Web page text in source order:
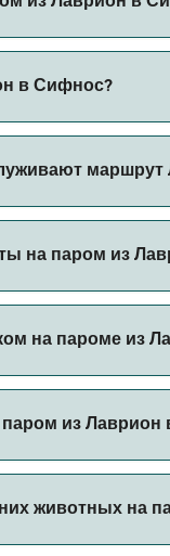
в Сифнос?
на паром из
на пароме из
из Лаврион
животных на